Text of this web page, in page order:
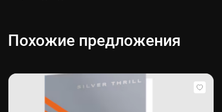
Похожие предложения